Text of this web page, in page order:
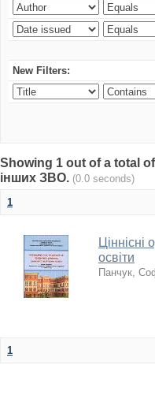
New Filters:
Showing 1 out of a total of
інших ЗВО. (0.0 seconds)
1
освіти
Панчук,
1